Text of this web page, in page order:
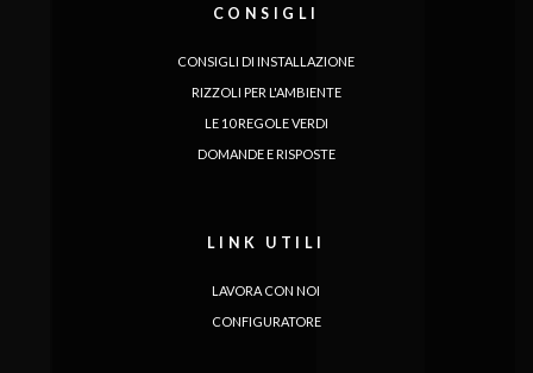
CONSIGLI
CONSIGLI DI INSTALLAZIONE
RIZZOLI PER L'AMBIENTE
LE 10 REGOLE VERDI
DOMANDE E RISPOSTE
LINK UTILI
LAVORA CON NOI
CONFIGURATORE